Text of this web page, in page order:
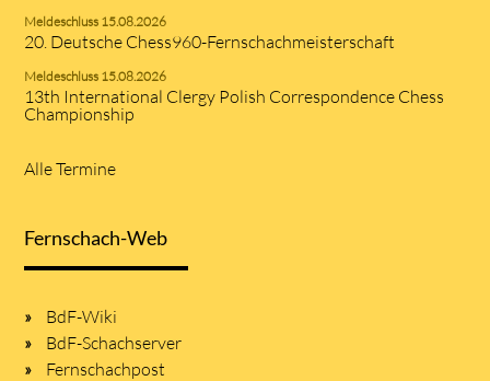
Meldeschluss 15.08.2026
20. Deutsche Chess960-Fernschachmeisterschaft
Meldeschluss 15.08.2026
13th International Clergy Polish Correspondence Chess
Championship
Alle Termine
Fernschach-Web
BdF-Wiki
BdF-Schachserver
Fernschachpost